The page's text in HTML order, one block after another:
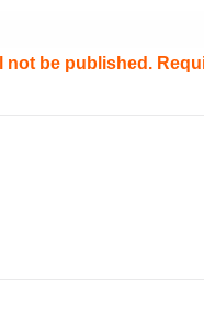
not be published.